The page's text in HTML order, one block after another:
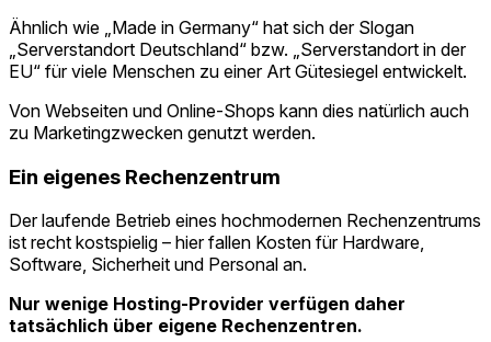
Ähnlich wie „Made in Germany“ hat sich der Slogan
„Serverstandort Deutschland“ bzw. „Serverstandort in der
EU“ für viele Menschen zu einer Art Gütesiegel entwickelt.
Von Webseiten und Online-Shops kann dies natürlich auch
zu Marketingzwecken genutzt werden.
Ein eigenes Rechenzentrum
Der laufende Betrieb eines hochmodernen Rechenzentrums
ist recht kostspielig – hier fallen Kosten für Hardware,
Software, Sicherheit und Personal an.
Nur wenige Hosting-Provider verfügen daher
tatsächlich über eigene Rechenzentren.